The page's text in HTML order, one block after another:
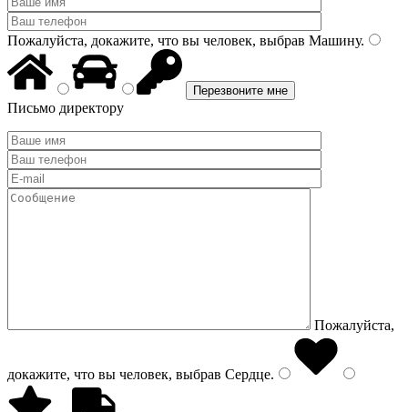
Пожалуйста, докажите, что вы человек, выбрав Машину.
Письмо директору
Пожалуйста,
докажите, что вы человек, выбрав Сердце.